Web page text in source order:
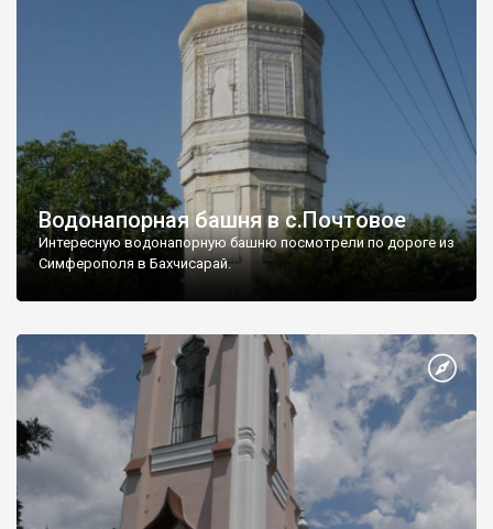
Водонапорная башня в с.Почтовое
Интересную водонапорную башню посмотрели по дороге из
Симферополя в Бахчисарай.